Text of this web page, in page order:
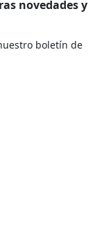
novedades y
boletín de